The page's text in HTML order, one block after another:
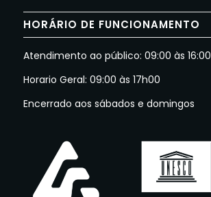
HORÁRIO DE FUNCIONAMENTO
Atendimento ao público: 09:00 às 16:00
Horario Geral: 09:00 às 17h00
Encerrado aos sábados e domingos